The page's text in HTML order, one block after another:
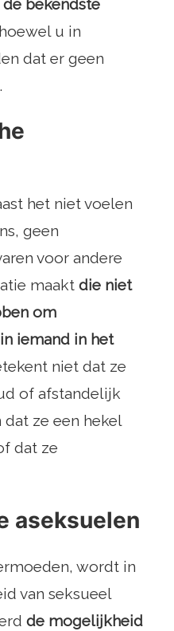
de bekendste
u in
dat er geen
het niet voelen
geen
voor andere
maakt die niet
om
iemand in het
niet dat ze
of afstandelijk
ze een hekel
dat ze
aseksuelen
wordt in
van seksueel
de mogelijkheid